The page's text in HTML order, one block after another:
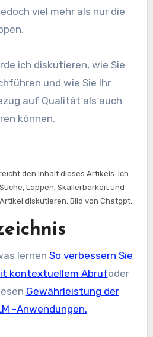
viel mehr als nur die
ich diskutieren, wie Sie
und wie Sie Ihr
auf Qualität als auch
können.
den Inhalt dieses Artikels. Ich
Lappen, Skalierbarkeit und
diskutieren. Bild von Chatgpt.
lernen So verbessern Sie
kontextuellem Abrufoder
Gewährleistung der
-Anwendungen.